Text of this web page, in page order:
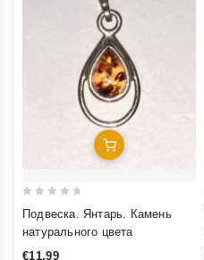
Добавить В Корзину
out
Подвеска. Янтарь. Камень
натурального цвета
€11,99